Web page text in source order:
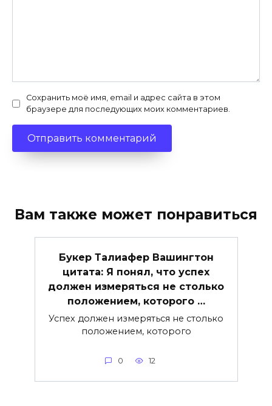
Сохранить моё имя, email и адрес сайта в этом
браузере для последующих моих комментариев.
Вам также может понравиться
Букер Талиафер Вашингтон
цитата: Я понял, что успех
должен измеряться не столько
положением, которого …
Успех должен измеряться не столько
положением, которого
0 12